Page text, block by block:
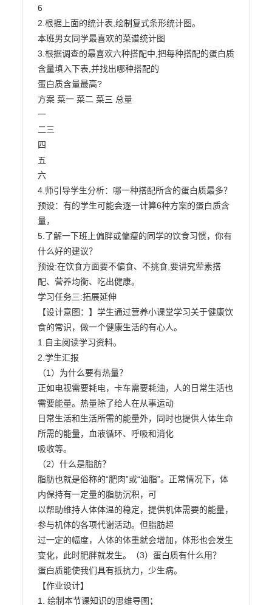
6
2.根据上面的统计表,绘制复式条形统计图。
本班男女同学最喜欢的菜谱统计图
3.根据调查的最喜欢六种搭配中,把每种搭配的蛋白质
含量填入下表,并找出哪种搭配的
蛋白质含量最高?
方案 菜一 菜二 菜三 总量
一
二三
四
五
六
4.师引导学生分析：哪一种搭配所含的蛋白质最多？
预设：有的学生可能会逐一计算6种方案的蛋白质含
量，
5.了解一下班上偏胖或偏瘦的同学的饮食习惯，你有
什么好的建议？
预设:在饮食方面要不偏食、不挑食,要讲究荤素搭
配、营养均衡、吃出健康。
学习任务三:拓展延伸
【设计意图：】学生通过营养小课堂学习关于健康饮
食的常识，做一个健康生活的有心人。
1.自主阅读学习资料。
2.学生汇报
（1）为什么要有热量？
正如电视需要耗电，卡车需要耗油，人的日常生活也
需要能量。热量除了给人在从事运动
日常生活和生活所需的能量外，同时也提供人体生命
所需的能量，血液循环、呼吸和消化
吸收等。
（2）什么是脂肪？
脂肪也就是俗称的“肥肉”或“油脂”。正常情况下，体
内保持有一定量的脂肪沉积，可
以帮助维持人体体温的稳定，提供机体需要的能量，
参与机体的各项代谢活动。但脂肪超
过一定的幅度，人体的体重就会增加，体形也会发生
变化，此时肥胖就发生。（3）蛋白质有什么用？
蛋白质能使我们具有抵抗力，少生病。
【作业设计】
1. 绘制本节课知识的思维导图；